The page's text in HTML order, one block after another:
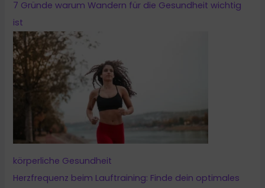
7 Gründe warum Wandern für die Gesundheit wichtig
ist
körperliche Gesundheit
Herzfrequenz beim Lauftraining: Finde dein optimales